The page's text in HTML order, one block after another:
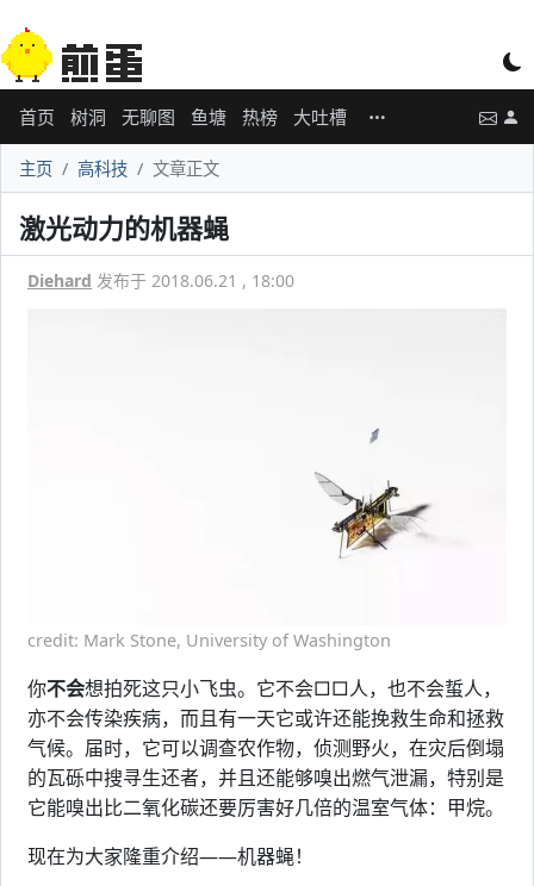
首页 树洞 无聊图 鱼塘 热榜 大吐槽
主页 高科技 文章正文
激光动力的机器蝇
Diehard 发布于 2018.06.21 , 18:00
credit: Mark Stone, University of Washington
你不会想拍死这只小飞虫。它不会□□人，也不会蜇人，
亦不会传染疾病，而且有一天它或许还能挽救生命和拯救
气候。届时，它可以调查农作物，侦测野火，在灾后倒塌
的瓦砾中搜寻生还者，并且还能够嗅出燃气泄漏，特别是
它能嗅出比二氧化碳还要厉害好几倍的温室气体：甲烷。
现在为大家隆重介绍——机器蝇！